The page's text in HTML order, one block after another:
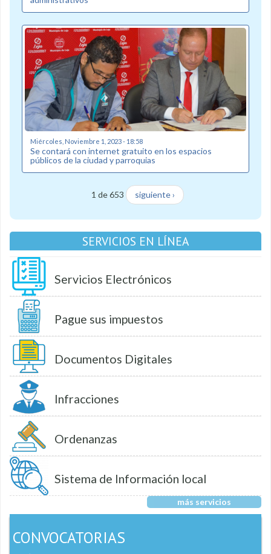
Miércoles, Noviembre 1, 2023 - 18:58
Se contará con internet gratuito en los espacios
públicos de la ciudad y parroquias
1 de 653 siguiente ›
SERVICIOS EN LÍNEA
Servicios Electrónicos
Pague sus impuestos
Documentos Digitales
Infracciones
Ordenanzas
Sistema de Información local
más servicios
CONVOCATORIAS